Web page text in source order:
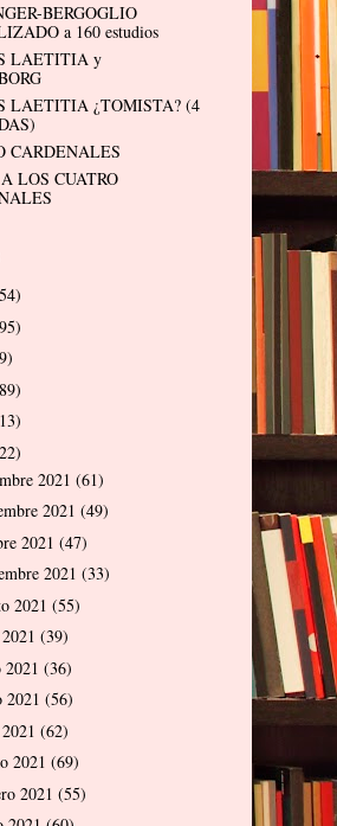
BERGOGLIO
a 160 estudios
LAETITIA y
LAETITIA ¿TOMISTA? (4
CARDENALES
LOS CUATRO
2021 (61)
2021 (49)
2021 (47)
2021 (33)
2021 (55)
(39)
(36)
2021 (56)
(62)
2021 (69)
2021 (55)